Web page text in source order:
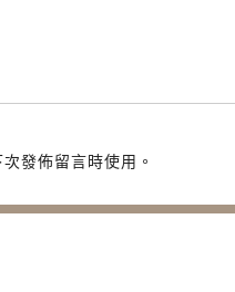
發佈留言時使用。